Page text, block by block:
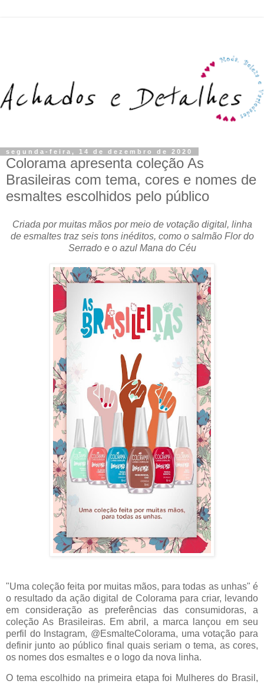
segunda-feira, 14 de dezembro de 2020
Colorama apresenta coleção As
Brasileiras com tema, cores e nomes de
esmaltes escolhidos pelo público
Criada por muitas mãos por meio de votação digital, linha
de esmaltes traz seis tons inéditos, como o salmão Flor do
Serrado e o azul Mana do Céu
"Uma coleção feita por muitas mãos, para todas as unhas" é
o resultado da ação digital de Colorama para criar, levando
em consideração as preferências das consumidoras, a
coleção As Brasileiras. Em abril, a marca lançou em seu
perfil do Instagram, @EsmalteColorama, uma votação para
definir junto ao público final quais seriam o tema, as cores,
os nomes dos esmaltes e o logo da nova linha.
O tema escolhido na primeira etapa foi Mulheres do Brasil,